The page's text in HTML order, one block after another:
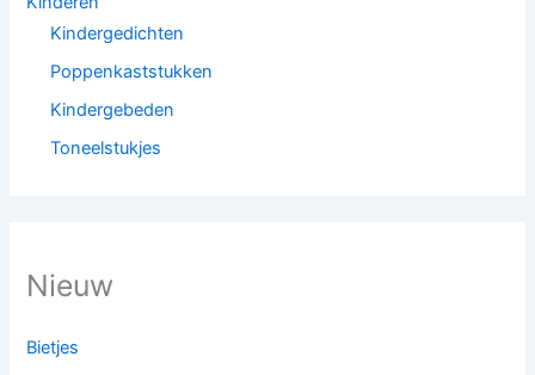
Kindergedichten
Poppenkaststukken
Kindergebeden
Toneelstukjes
Nieuw
Bietjes